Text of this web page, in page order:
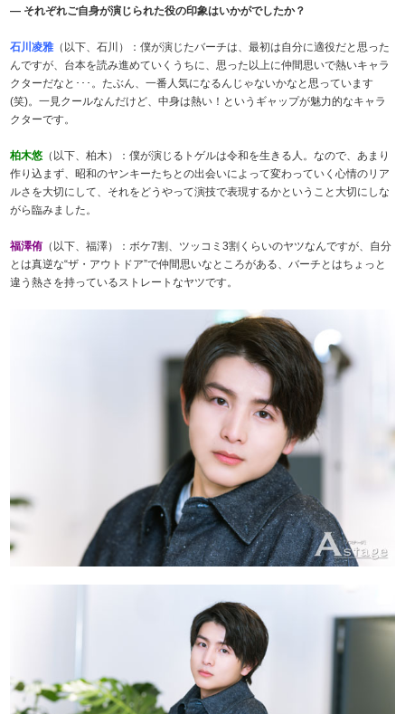
― それぞれご自身が演じられた役の印象はいかがでしたか？
石川凌雅（以下、石川）：僕が演じたバーチは、最初は自分に適役だと思った
んですが、台本を読み進めていくうちに、思った以上に仲間思いで熱いキャラ
クターだなと･･･。たぶん、一番人気になるんじゃないかなと思っています
(笑)。一見クールなんだけど、中身は熱い！というギャップが魅力的なキャラ
クターです。
柏木悠 （以下、柏木）：僕が演じるトゲルは令和を生きる人。なので、あまり
作り込まず、昭和のヤンキーたちとの出会いによって変わっていく心情のリア
ルさを大切にして、それをどうやって演技で表現するかということ大切にしな
がら臨みました。
福澤侑 （以下、福澤）：ボケ7割、ツッコミ3割くらいのヤツなんですが、自分
とは真逆な“ザ・アウトドア”で仲間思いなところがある、バーチとはちょっと
違う熱さを持っているストレートなヤツです。